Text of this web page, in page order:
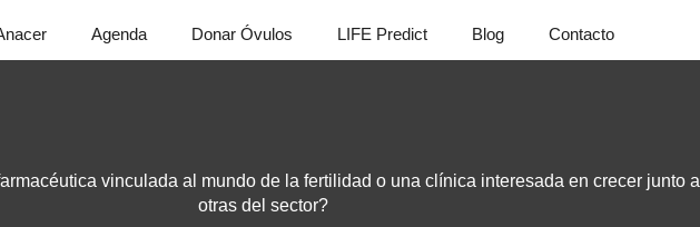
Agenda Donar Óvulos LIFE Predict Blog Contacto
vinculada al mundo de la fertilidad o una clínica interesada en crecer junto a
otras del sector?